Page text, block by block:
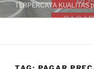
TERPERCAYA KUALITAS